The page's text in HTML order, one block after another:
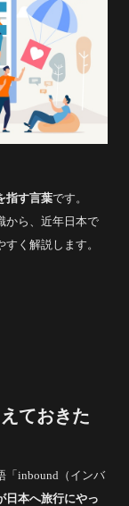
指す言葉です。
から、近年日本で
く解説します。
ておきた
「inbound（インバ
日本へ旅行にやっ